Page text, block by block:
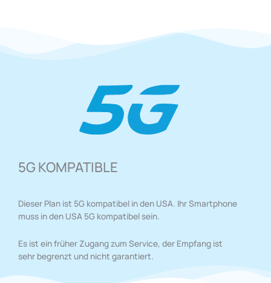
5G KOMPATIBLE
Dieser Plan ist 5G kompatibel in den USA. Ihr Smartphone
muss in den USA 5G kompatibel sein.
Es ist ein früher Zugang zum Service, der Empfang ist
sehr begrenzt und nicht garantiert.